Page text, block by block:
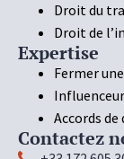
Droit du
Droit de
Expertise
Fermer
Accords
Contactez